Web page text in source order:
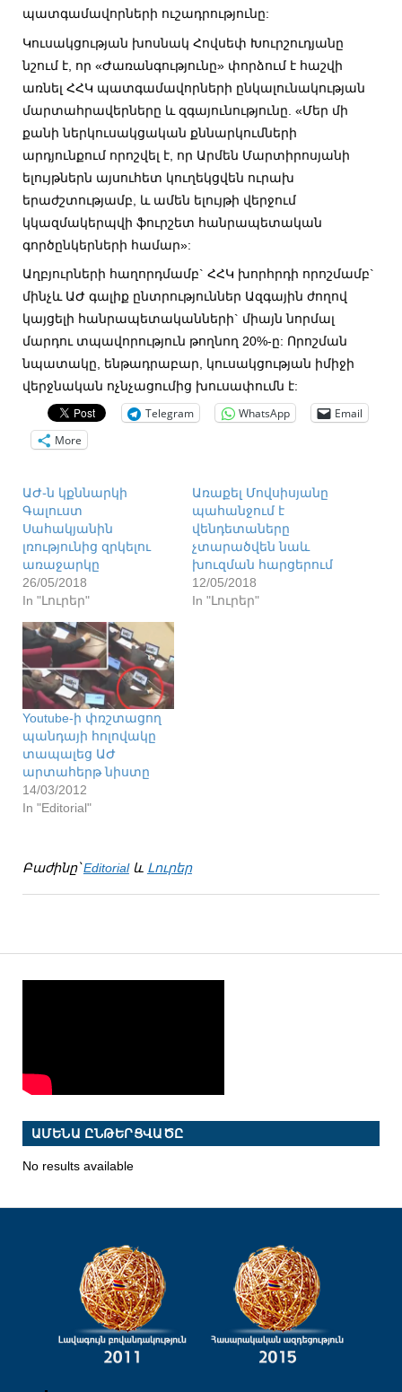
պատգամավորների ուշադրությունը:
Կուսակցության խոսնակ Հովսեփ Խուրշուդյանը
նշում է, որ «Ժառանգությունը» փորձում է հաշվի
առնել ՀՀԿ պատգամավորների ընկալունակության
մարտահրավերները և զգայունությունը. «Մեր մի
քանի ներկուսակցական քննարկումների
արդյունքում որոշվել է, որ Արմեն Մարտիրոսյանի
ելույթներն այսուհետ կուղեկցվեն ուրախ
երաժշտությամբ, և ամեն ելույթի վերջում
կկազմակերպվի ֆուրշետ հանրապետական
գործընկերների համար»:
Աղբյուրների հաղորդմամբ` ՀՀԿ խորհրդի որոշմամբ`
մինչև ԱԺ գալիք ընտրություններ Ազգային ժողով
կայցելի հանրապետականների` միայն նորմալ
մարդու տպավորություն թողնող 20%-ը: Որոշման
նպատակը, ենթադրաբար, կուսակցության իմիջի
վերջնական ոչնչացումից խուսափումն է:
Telegram WhatsApp
Email
More
ԱԺ֊ն կքննարկի
Գալուստ
Սահակյանին
լռությունից զրկելու
առաջարկը
26/05/2018
In "Լուրեր"
Առաքել Մովսիսյանը
պահանջում է
վենդետաները
չտարածվեն նաև
խուզման հարցերում
12/05/2018
In "Լուրեր"
Youtube-ի փռշտացող
պանդայի հոլովակը
տապալեց ԱԺ
արտահերթ նիստը
14/03/2012
In "Editorial"
Բաժինը՝Editorialև Լուրեր
ԱՄԵՆԱ ԸՆԹԵՐՑՎԱԾԸ
No results available